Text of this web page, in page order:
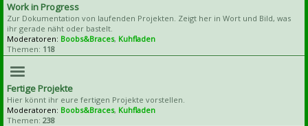
Work in Progress
Zur Dokumentation von laufenden Projekten. Zeigt her in Wort und Bild, was
ihr gerade näht oder bastelt.
Moderatoren: Boobs&Braces, Kuhfladen
Themen: 118
Fertige Projekte
Hier könnt ihr eure fertigen Projekte vorstellen.
Moderatoren: Boobs&Braces, Kuhfladen
Themen: 238